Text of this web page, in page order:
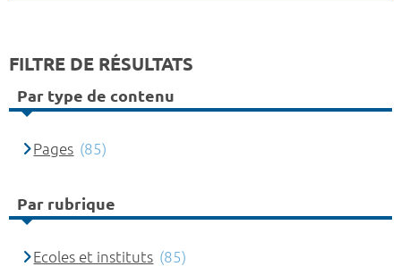
FILTRE DE RÉSULTATS
Par type de contenu
Pages (85)
Par rubrique
Ecoles et instituts (85)